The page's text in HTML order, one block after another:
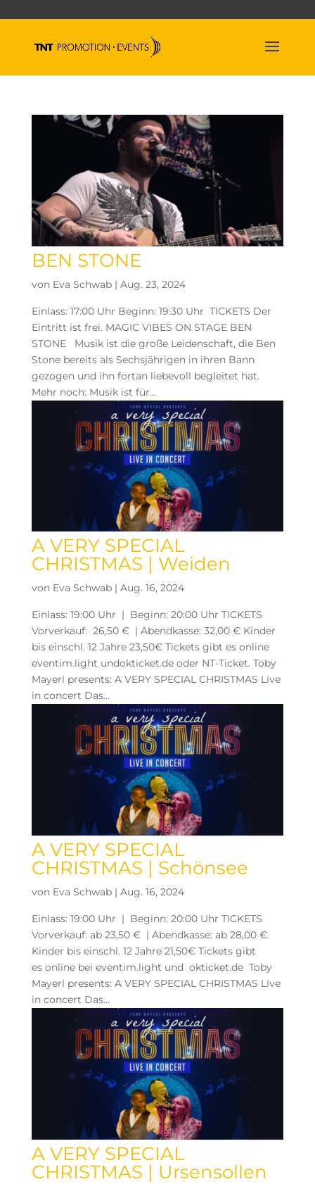
BEN STONE
von Eva Schwab| Aug. 23, 2024
Einlass: 17:00 Uhr Beginn: 19:30 Uhr TICKETS Der
Eintritt ist frei. MAGIC VIBES ON STAGE BEN
STONE Musik ist die große Leidenschaft, die Ben
Stone bereits als Sechsjährigen in ihren Bann
gezogen und ihn fortan liebevoll begleitet hat.
Mehr noch: Musik ist für...
A VERY SPECIAL
CHRISTMAS | Weiden
von Eva Schwab| Aug. 16, 2024
Einlass: 19:00 Uhr | Beginn: 20:00 Uhr TICKETS
Vorverkauf: 26,50 € | Abendkasse: 32,00 € Kinder
bis einschl. 12 Jahre 23,50€ Tickets gibt es online
eventim.light undokticket.de oder NT-Ticket. Toby
Mayerl presents: A VERY SPECIAL CHRISTMAS Live
in concert Das...
A VERY SPECIAL
CHRISTMAS | Schönsee
von Eva Schwab| Aug. 16, 2024
Einlass: 19:00 Uhr | Beginn: 20:00 Uhr TICKETS
Vorverkauf: ab 23,50 € | Abendkasse: ab 28,00 €
Kinder bis einschl. 12 Jahre 21,50€ Tickets gibt
es online bei eventim.light und okticket.de Toby
Mayerl presents: A VERY SPECIAL CHRISTMAS Live
in concert Das...
A VERY SPECIAL
CHRISTMAS | Ursensollen